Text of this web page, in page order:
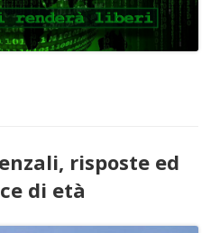
risposte ed
di età